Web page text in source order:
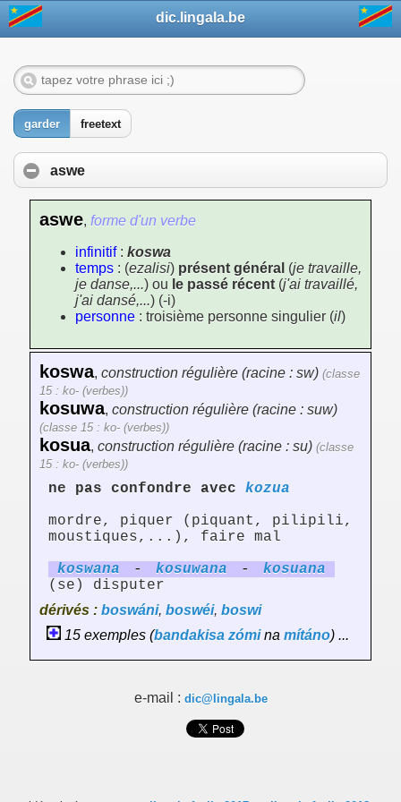
dic.lingala.be
garder freetext
aswe
aswe, forme d'un verbe
infinitif: koswa
temps : (ezalisi) présent général (je travaille,
je danse,...) ou le passé récent (j'ai travaillé,
j'ai dansé,...) (-i)
personne : troisième personne singulier (il)
koswa, construction régulière (racine : sw) (classe
15 : ko- (verbes))
kosuwa, construction régulière (racine : suw)
(classe 15 : ko- (verbes))
kosua, construction régulière (racine : su) (classe
15 : ko- (verbes))
ne pas confondre avec kozua
mordre, piquer (piquant, pilipili,
moustiques,...), faire mal
koswana - kosuwana - kosuana
(se) disputer
dérivés : boswáni, boswéi, boswi
15 exemples (bandakisa zómina mítáno) ...
e-mail : dic@lingala.be